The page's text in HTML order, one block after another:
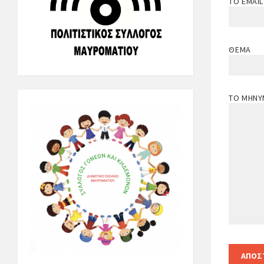
ΘΈΜΑ
ΤΟ